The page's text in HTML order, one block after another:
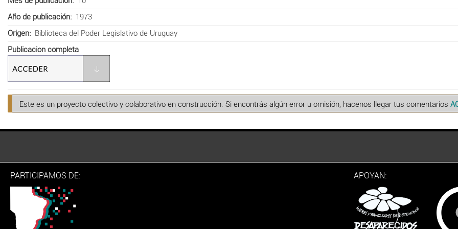
Año de publicación
1973
Origen
Biblioteca del Poder Legislativo de Uruguay
Publicacion completa
Este es un proyecto colectivo y colaborativo en construcción. Si encontrás algún error u omisión, hacenos llegar tus comentarios
PARTICIPAMOS DE: APOYAN: